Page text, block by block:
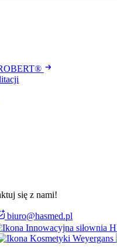
się z nami!
biuro@hasmed.pl
Innowacyjna siłownia
Kosmetyki Weyergans